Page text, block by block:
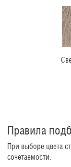
Правила
При выборе цвета
сочетаемости: